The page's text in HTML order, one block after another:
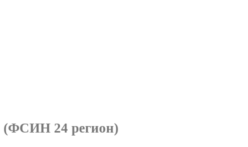
(ФСИН 24 регион)